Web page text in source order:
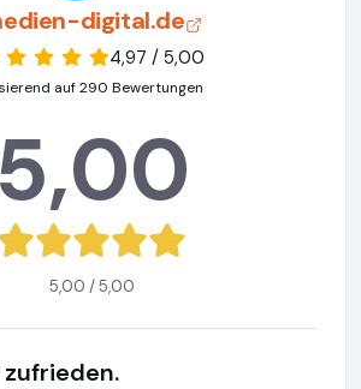
digital.de
4,97 / 5,00
auf 290 Bewertungen
5,00
5,00 / 5,00